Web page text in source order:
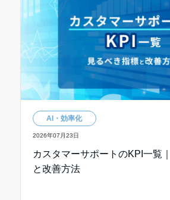
AI・効率化
2026年07月23日
カスタマーサポートのKPI一覧
と改善方法